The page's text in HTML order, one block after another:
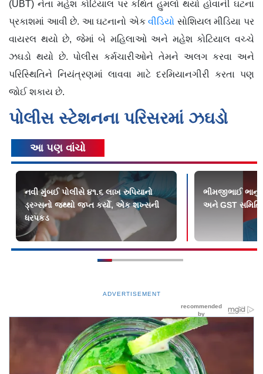
(UBT) નેતા મહેશ કોટિયાલ પર કથિત હુમલો થયો હોવાની ઘટના
પ્રકાશમાં આવી છે. આ ઘટનાનો એકવીડિયો સોશિયલ મીડિયા પર
વાયરલ થયો છે, જેમાં બે મહિલાઓ અને મહેશ કોટિયાલ વચ્ચે
ઝઘડો થયો છે. પોલીસ કર્મચારીઓને તેમને અલગ કરવા અને
પરિસ્થિતિને નિયંત્રણમાં લાવવા માટે દરમિયાનગીરી કરતા પણ
જોઈ શકાય છે.
પોલીસ સ્ટેશનના પરિસરમાં ઝઘડો
આ પણ વાંચો
નવી મુંબઈ પોલીસે ૪૧.૬ લાખ રુપિયાનો
ડ્રગ્સનો જથ્થો જપ્ત કર્યો, એક શખ્સની
ધરપકડ
ભીમજીભાઈ
અને GST
ADVERTISEMENT